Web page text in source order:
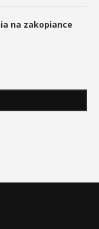
na zakopiance